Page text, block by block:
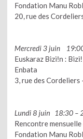
Fondation Manu
20, rue des
Mercredi 3 juin
Euskaraz Bizi!n :
Enbata
3, rue des Cordeliers
Lundi 8 juin 18:30 –
Rencontre
Fondation Manu